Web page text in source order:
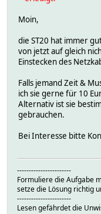
Moin,
die ST20 hat immer
von jetzt auf gleich
Einstecken des
Falls jemand Zeit &
ich sie gerne für 10
Alternativ ist sie
gebrauchen.
Bei Interesse bitte
-----------------------
Formuliere die Aufgabe
setze die Lösung richtig
-----------------------
Lesen gefährdet die